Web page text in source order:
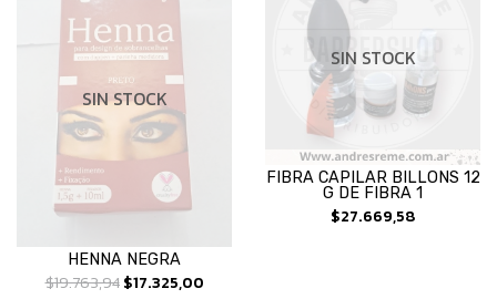
SIN STOCK
HENNA NEGRA
$19.763,94$17.325,00
SIN STOCK
FIBRA CAPILAR BILLONS 12
G DE FIBRA 1
$27.669,58